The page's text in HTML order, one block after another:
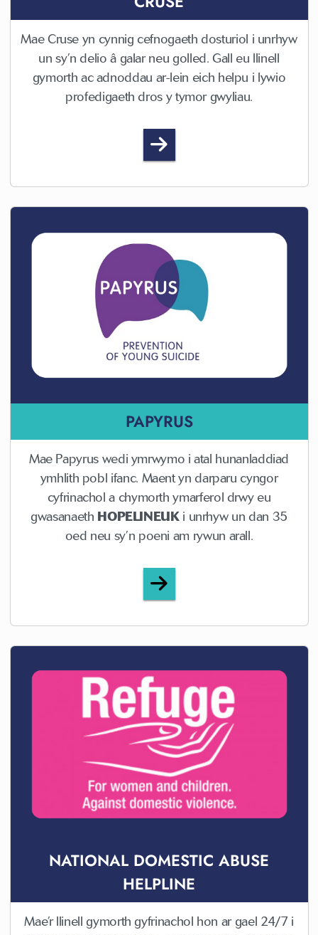
Mae Cruse yn cynnig cefnogaeth dosturiol i unrhyw
un sy’n delio â galar neu golled. Gall eu llinell
gymorth ac adnoddau ar-lein eich helpu i lywio
profedigaeth dros y tymor gwyliau.
Cruse
PAPYRUS
Mae Papyrus wedi ymrwymo i atal hunanladdiad
ymhlith pobl ifanc. Maent yn darparu cyngor
cyfrinachol a chymorth ymarferol drwy eu
gwasanaeth HOPELINEUKi unrhyw un dan 35
oed neu sy’n poeni am rywun arall.
Papyrus
NATIONAL DOMESTIC ABUSE
HELPLINE
Mae’r llinell gymorth gyfrinachol hon ar gael 24/7 i